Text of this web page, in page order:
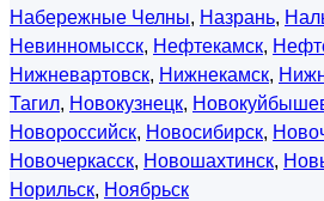
Набережные Челны, Назрань,
Невинномысск, Нефтекамск,
Нижневартовск, Нижнекамск,
Тагил, Новокузнецк,
Новороссийск, Новосибирск,
Новочеркасск, Новошахтинск,
Норильск, Ноябрьск